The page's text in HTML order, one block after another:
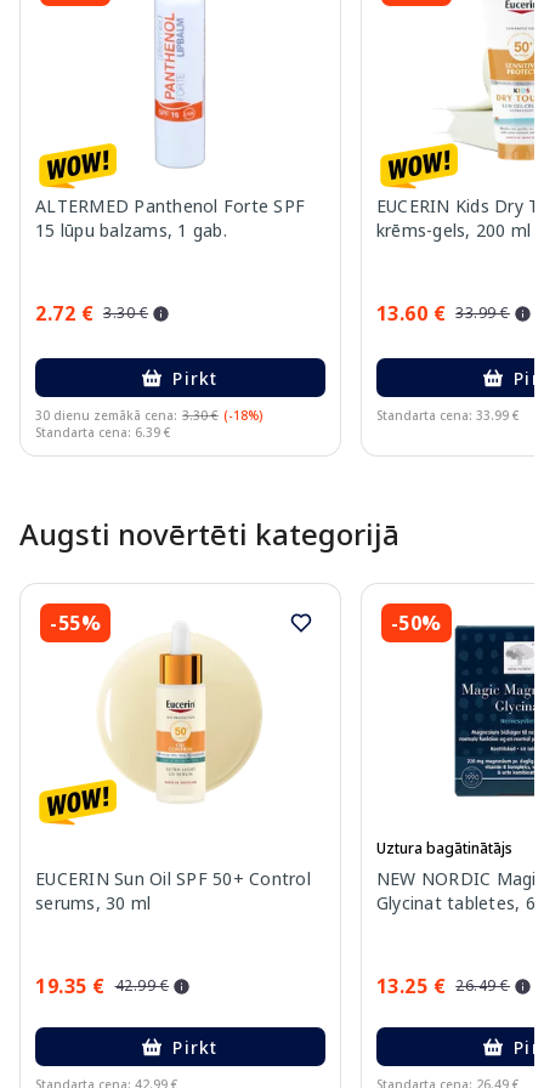
ALTERMED Panthenol Forte SPF
15 lūpu balzams, 1 gab.
2.72 € 3.30 €
Pirkt
30 dienu zemākā cena: 3.30 € (-18%)
Standarta cena: 6.39 €
EUCERIN Kids Dry
krēms-gels, 200 ml
13.60 € 33.99 €
Standarta cena: 33.99 €
Augsti novērtēti kategorijā
-55%
EUCERIN Sun Oil SPF 50+ Control
serums, 30 ml
19.35 € 42.99 €
Pirkt
Standarta cena: 42.99 €
-50%
Uztura bagātinātājs
NEW NORDIC
Glycinat tabletes,
13.25 € 26.49 €
Standarta cena: 26.49 €